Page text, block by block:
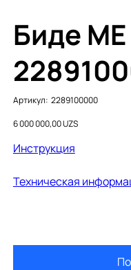
Биде
Артикул: Артикул:
2289100000
2289100000
Цена
6 000 000,00 UZS
Инструкция
Техническая